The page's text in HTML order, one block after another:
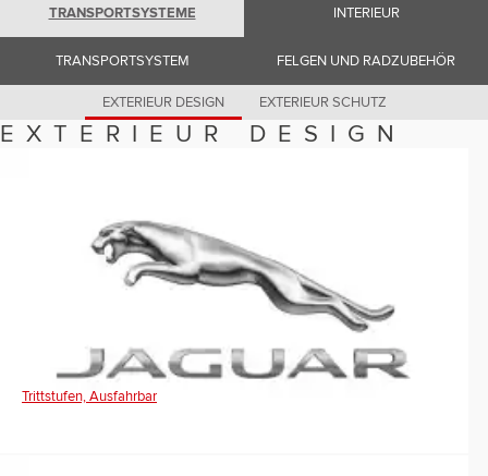
Romania (Romania)
Switzerland (German)
Switzerland (French)
Switzerland (Italian)
United Kingdom (English)
USA (English)
TRANSPORTSYSTEME INTERIEUR
TRANSPORTSYSTEM FELGEN UND RADZUBEHÖR
EXTERIEUR DESIGN EXTERIEUR SCHUTZ
EXTERIEUR DESIGN
Trittstufen, Ausfahrbar